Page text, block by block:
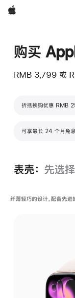
Apple
购买
RMB 3,799 或
折抵换购优惠 RMB
可享最长 24 个月免
(在新窗口中打开)
表壳： 先选
纤薄轻巧的设计，配备先进